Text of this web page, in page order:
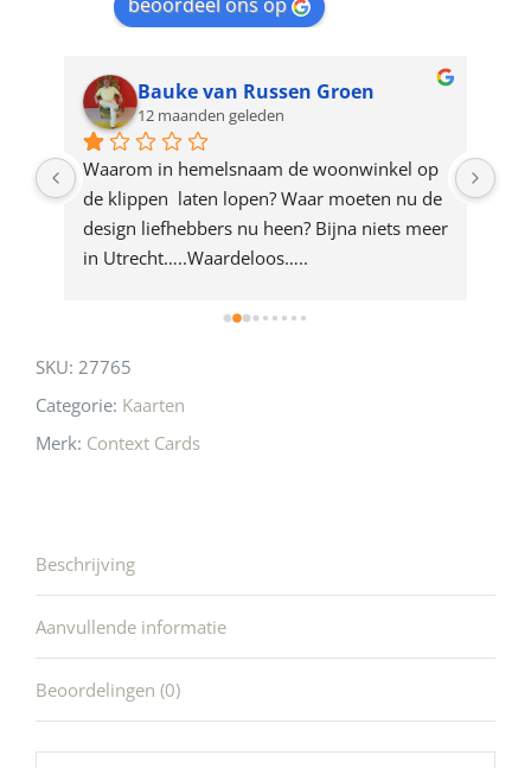
product
Bauke van Russen Groen
12 maanden geleden
Waarom in hemelsnaam de woonwinkel op
de klippen  laten lopen? Waar moeten nu de
design liefhebbers nu heen? Bijna niets meer
in Utrecht…..Waardeloos…..
SKU: 27765
Categorie: Kaarten
Merk: Context Cards
Beschrijving
Aanvullende informatie
Beoordelingen (0)